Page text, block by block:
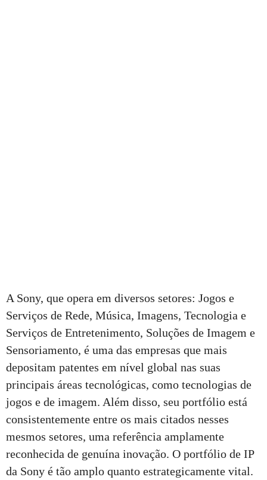
A Sony, que opera em diversos setores: Jogos e
Serviços de Rede, Música, Imagens, Tecnologia e
Serviços de Entretenimento, Soluções de Imagem e
Sensoriamento, é uma das empresas que mais
depositam patentes em nível global nas suas
principais áreas tecnológicas, como tecnologias de
jogos e de imagem. Além disso, seu portfólio está
consistentemente entre os mais citados nesses
mesmos setores, uma referência amplamente
reconhecida de genuína inovação. O portfólio de IP
da Sony é tão amplo quanto estrategicamente vital.